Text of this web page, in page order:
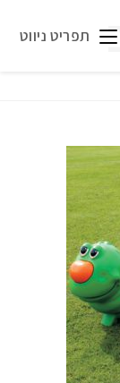
תפריט ניווט